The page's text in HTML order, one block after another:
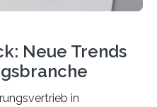
Neue Trends
in